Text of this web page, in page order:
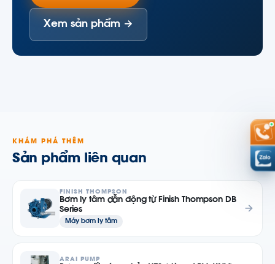
Xem sản phẩm →
KHÁM PHÁ THÊM
Sản phẩm liên quan
FINISH THOMPSON
Bơm ly tâm dẫn động từ Finish Thompson DB
Series
Máy bơm ly tâm
ARAI PUMP